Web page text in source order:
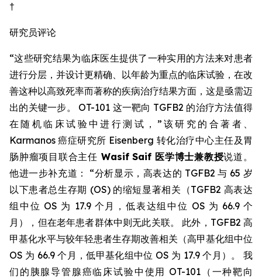
†
研究员评论
“这些研究结果为临床医生提供了一种实用的方法来对患者
进行分层，并设计更精确、以年龄为重点的临床试验，在改
善这种以高致死率而著称的疾病治疗结果方面，这是亟需迈
出的关键一步。 OT-101 这一靶向 TGFB2 的治疗方法值得
在随机临床试验中进行测试，”该研究的合著者、
Karmanos 癌症研究所 Eisenberg 转化治疗中心主任及胃
肠肿瘤项目联合主任 Wasif Saif 医学博士兼教授说道。
他进一步补充道： “分析显示，高表达的 TGFB2 与 65 岁
以下患者总生存期 (OS) 的缩短显著相关（TGFB2 高表达
组中位 OS 为 17.9 个月，低表达组中位 OS 为 66.9 个
月），但在老年患者群体中则无此关联。 此外，TGFB2 高
甲基化水平与较年轻患者生存期改善相关（高甲基化组中位
OS 为 66.9 个月，低甲基化组中位 OS 为 17.9 个月）。 我
们的胰腺导管腺癌临床试验中使用 OT-101（一种靶向